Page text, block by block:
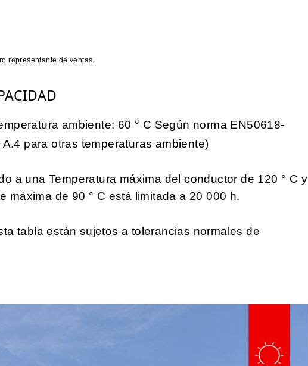
representante de ventas.
ambiente: 60 ° C Según norma EN50618-
para otras temperaturas ambiente)
a una Temperatura máxima del conductor de 120 ° C y
máxima de 90 ° C está limitada a 20 000 h.
tabla están sujetos a tolerancias normales de